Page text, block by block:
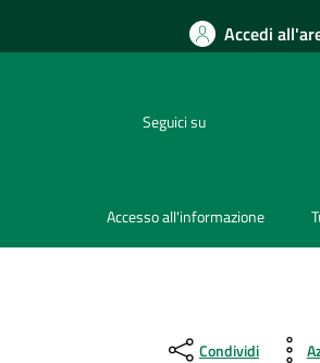
Accedi
Seguici su
Accesso all'informazione
Condividi